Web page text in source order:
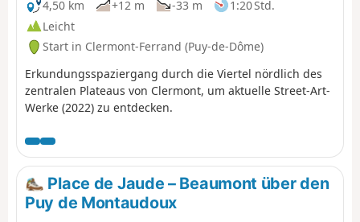
4,50 km
+12 m -33 m
1:20 Std.
Leicht
Start in Clermont-Ferrand (Puy-de-Dôme)
Erkundungsspaziergang durch die Viertel nördlich des
zentralen Plateaus von Clermont, um aktuelle Street-Art-
Werke (2022) zu entdecken.
Place de Jaude – Beaumont über den
Puy de Montaudoux